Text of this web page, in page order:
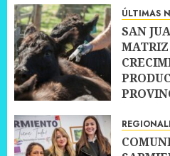
ÚLTIMAS
SAN